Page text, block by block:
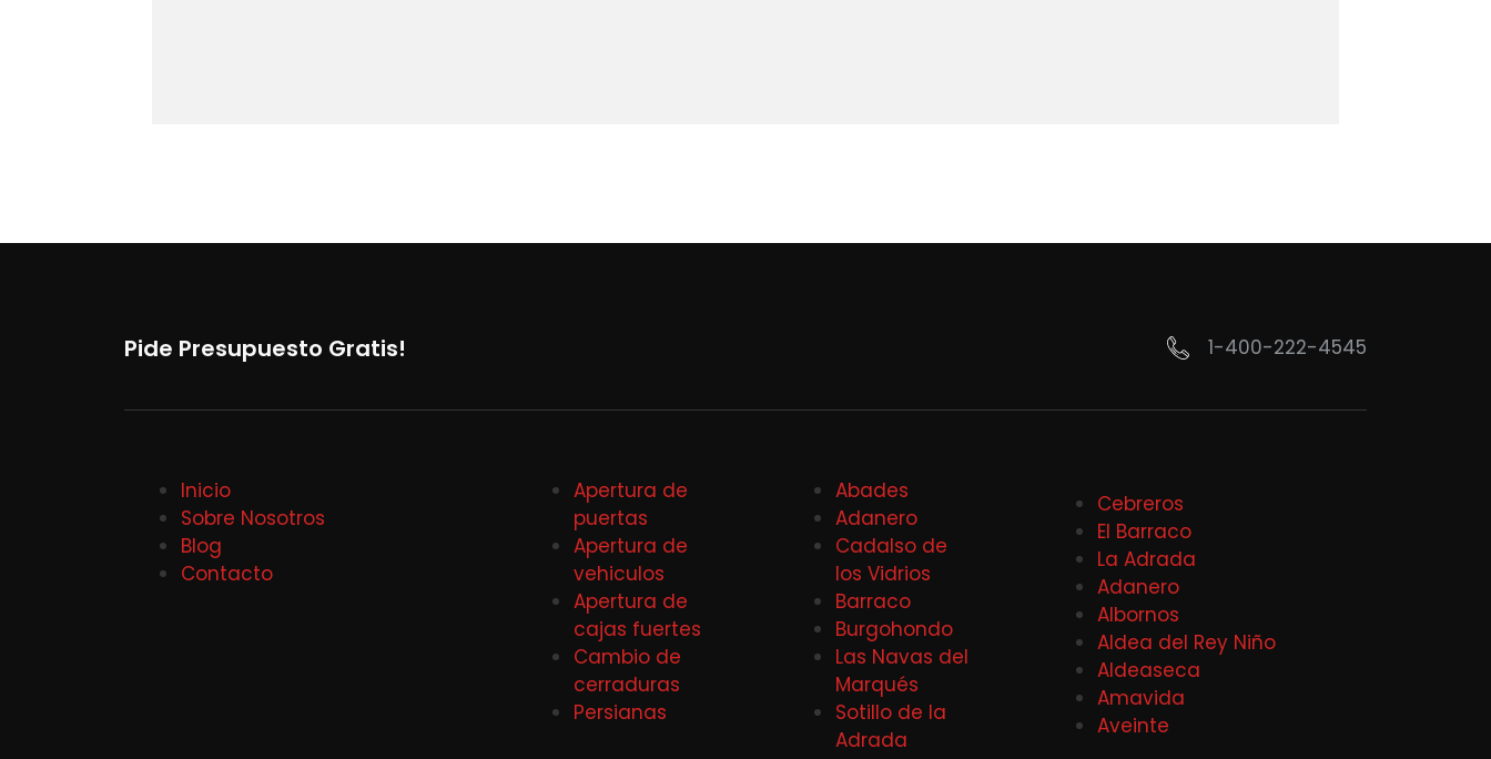
Pide Presupuesto Gratis! 1-400-222-4545
Inicio
Sobre Nosotros
Blog
Contacto
Apertura de
puertas
Apertura de
vehiculos
Apertura de
cajas fuertes
Cambio de
cerraduras
Persianas
Abades
Adanero
Cadalso de
los Vidrios
Barraco
Burgohondo
Las Navas del
Marqués
Sotillo de la
Adrada
Cebreros
El Barraco
La Adrada
Adanero
Albornos
Aldea del Rey Niño
Aldeaseca
Amavida
Aveinte